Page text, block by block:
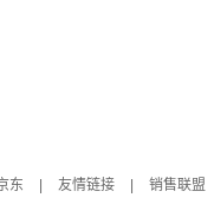
东 友情链接 销售联盟